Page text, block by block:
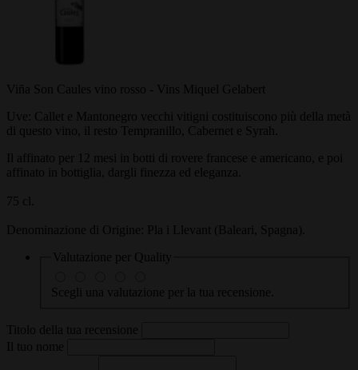
Viña Son Caules vino rosso - Vins Miquel Gelabert
Uve: Callet e Mantonegro vecchi vitigni costituiscono più della metà
di questo vino, il resto Tempranillo, Cabernet e Syrah.
Il affinato per 12 mesi in botti di rovere francese e americano, e poi
affinato in bottiglia, dargli finezza ed eleganza.
75 cl.
Denominazione di Origine: Pla i Llevant (Baleari, Spagna).
Valutazione per Quality
Scegli una valutazione per la tua recensione.
Titolo della tua recensione
Il tuo nome